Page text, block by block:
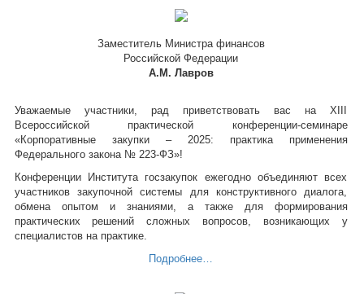
Заместитель Министра финансов
Российской Федерации
А.М. Лавров
Уважаемые участники, рад приветствовать вас на XIII
Всероссийской практической конференции-семинаре
«Корпоративные закупки – 2025: практика применения
Федерального закона № 223-ФЗ»!
Конференции Института госзакупок ежегодно объединяют всех
участников закупочной системы для конструктивного диалога,
обмена опытом и знаниями, а также для формирования
практических решений сложных вопросов, возникающих у
специалистов на практике.
Подробнее…